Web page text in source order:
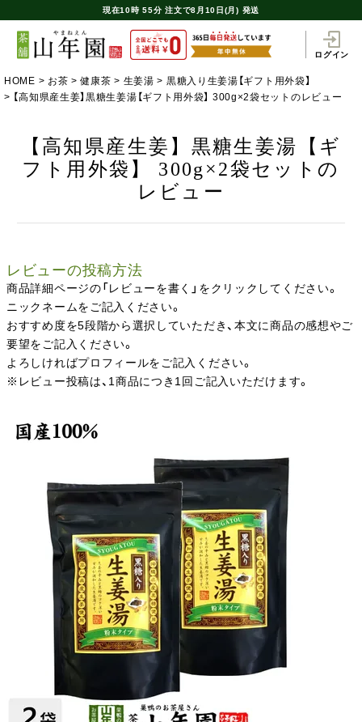
現在10時 55分 注文で8月10日(月) 発送
ログイン
HOME お茶 健康茶 生姜湯
黒糖入り生姜湯【ギフト用外袋】
【高知県産生姜】黒糖生姜湯【ギフト用外袋】 300g×2袋セットのレビュー
【高知県産生姜】黒糖生姜湯【ギ
フト用外袋】 300g×2袋セットの
レビュー
レビューの投稿方法
商品詳細ページの「レビューを書く」をクリックしてください。
ニックネームをご記入ください。
おすすめ度を5段階から選択していただき、本文に商品の感想やご
要望をご記入ください。
よろしければプロフィールをご記入ください。
※レビュー投稿は、1商品につき1回ご記入いただけます。